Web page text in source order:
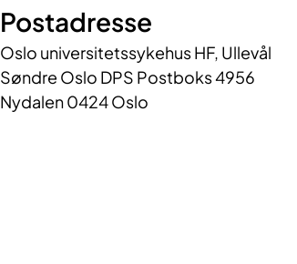
Postadresse
Oslo universitetssykehus HF, Ullevål
Søndre Oslo DPS Postboks 4956
Nydalen 0424 Oslo